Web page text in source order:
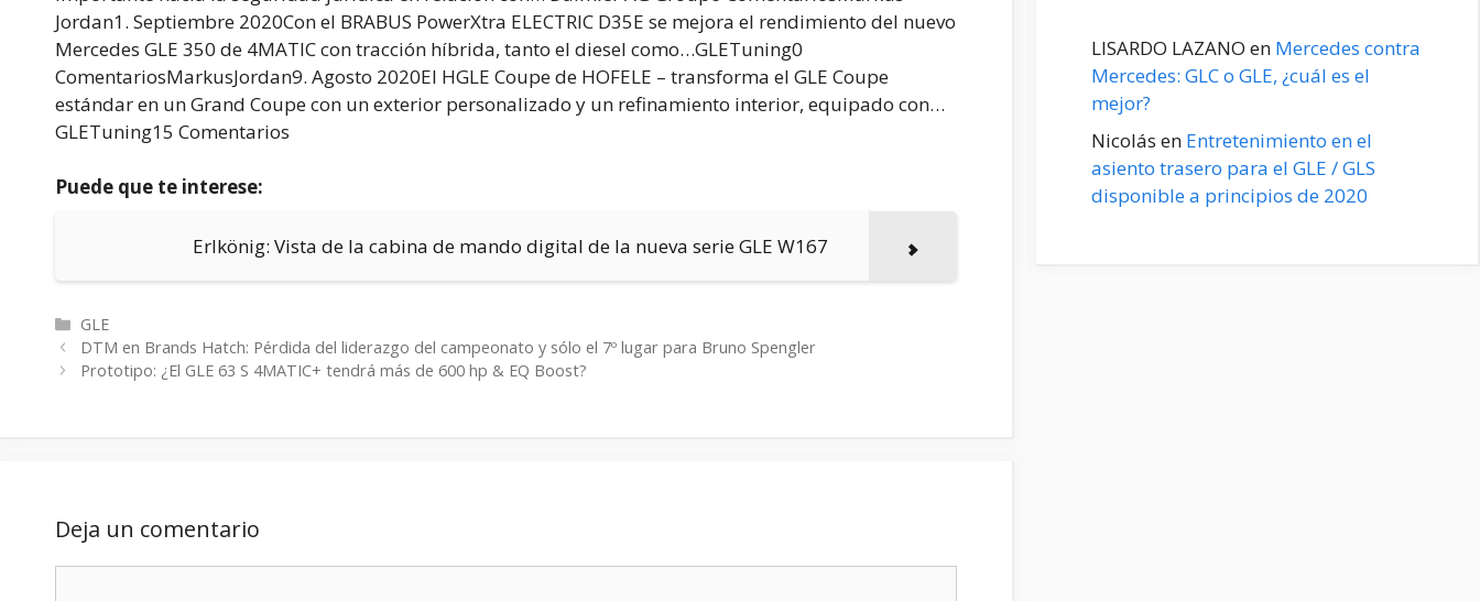
Jordan1. Septiembre 2020Con el BRABUS PowerXtra ELECTRIC D35E se mejora el rendimiento del nuevo
Mercedes GLE 350 de 4MATIC con tracción híbrida, tanto el diesel como…GLETuning0
ComentariosMarkusJordan9. Agosto 2020El HGLE Coupe de HOFELE – transforma el GLE Coupe
estándar en un Grand Coupe con un exterior personalizado y un refinamiento interior, equipado con…
GLETuning15 Comentarios
Puede que te interese:
Erlkönig: Vista de la cabina de mando digital de la nueva serie GLE W167
Categorías
GLE
DTM en Brands Hatch: Pérdida del liderazgo del campeonato y sólo el 7º lugar para Bruno Spengler
Prototipo: ¿El GLE 63 S 4MATIC+ tendrá más de 600 hp & EQ Boost?
Deja un comentario
LISARDO LAZANO en Mercedes contra
Mercedes: GLC o GLE, ¿cuál es el
mejor?
Nicolás en Entretenimiento en el
asiento trasero para el GLE / GLS
disponible a principios de 2020